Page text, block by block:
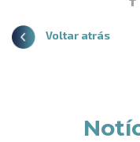
Voltar atrás